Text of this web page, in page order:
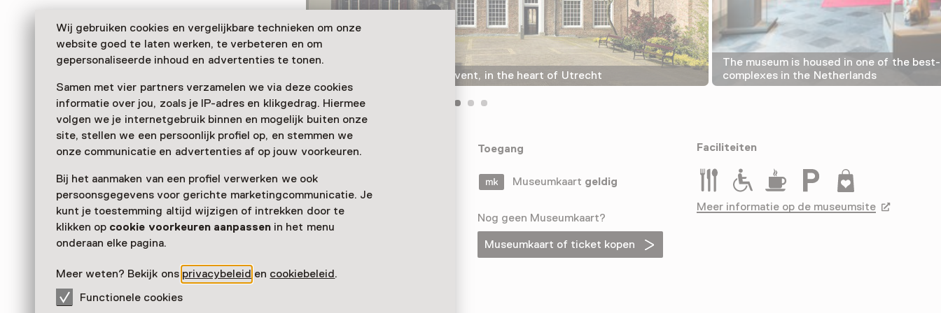
Wij gebruiken cookies en vergelijkbare technieken om onze
website goed te laten werken, te verbeteren en om
gepersonaliseerde inhoud en advertenties te tonen.
Samen met vier partners verzamelen we via deze cookies
informatie over jou, zoals je IP-adres en klikgedrag. Hiermee
volgen we je internetgebruik binnen en mogelijk buiten onze
site, stellen we een persoonlijk profiel op, en stemmen we
onze communicatie en advertenties af op jouw voorkeuren.
Bij het aanmaken van een profiel verwerken we ook
persoonsgegevens voor gerichte marketingcommunicatie. Je
kunt je toestemming altijd wijzigen of intrekken door te
klikken op cookie voorkeuren aanpassenin het menu
onderaan elke pagina.
Meer weten? Bekijk ons privacybeleid en cookiebeleid.
Functionele cookies
Museum het Catharijneconvent, in the heart of Utrecht
The museum is housed in one of the
complexes in the Netherlands
Das Museum Catharijneconvent befindet sich in einem
dokumentiert die Kunst- und Kulturgeschichte des Christentums in
den Niederlanden.
Verder lezen
Toegang
Museumkaart geldig
Nog geen Museumkaart?
Museumkaart of ticket kopen
Faciliteiten
RestaurantRolstoeltoegankelijk
Drinken Parkeergelegenheid voor
Museumwinkel
Meer informatie op de museumsite Opent in